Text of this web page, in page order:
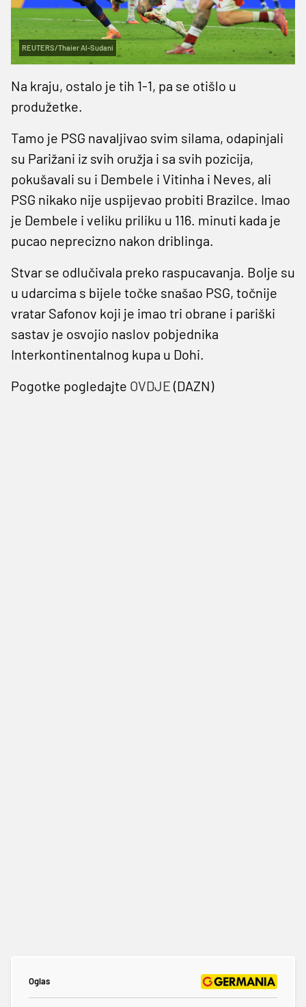
REUTERS/Thaier Al-Sudani
Na kraju, ostalo je tih 1-1, pa se otišlo u
produžetke.
Tamo je PSG navaljivao svim silama, odapinjali
su Parižani iz svih oružja i sa svih pozicija,
pokušavali su i Dembele i Vitinha i Neves, ali
PSG nikako nije uspijevao probiti Brazilce. Imao
je Dembele i veliku priliku u 116. minuti kada je
pucao neprecizno nakon driblinga.
Stvar se odlučivala preko raspucavanja. Bolje su
u udarcima s bijele točke snašao PSG, točnije
vratar Safonov koji je imao tri obrane i pariški
sastav je osvojio naslov pobjednika
Interkontinentalnog kupa u Dohi.
Pogotke pogledajte OVDJE (DAZN)
Oglas